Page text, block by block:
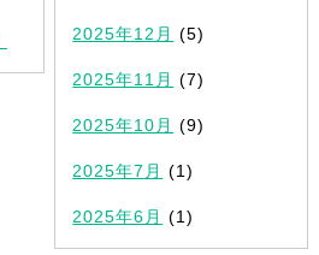
2025年12月 (5)
2025年11月 (7)
2025年10月 (9)
2025年7月 (1)
2025年6月 (1)